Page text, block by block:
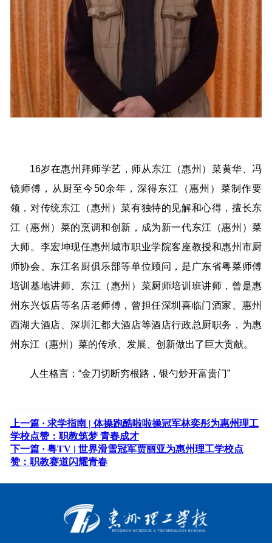
16岁在惠州拜师学艺，师从东江（惠州）菜黄华、冯
镜师傅，从厨至今50余年，深得东江（惠州）菜制作要
领，对传统东江（惠州）菜有独特的见解和心得，擅长东
江（惠州）菜的烹调和创新，成为新一代东江（惠州）菜
大师。李宏坤现任惠州城市职业学院客座教授和惠州市厨
师协会、东江名厨俱乐部等单位顾问，是广东省粤菜师傅
培训基地讲师、东江（惠州）菜厨师培训班讲师，曾是惠
州东兴饭店等名店老师傅，曾担任深圳喜临门酒家、惠州
西湖大酒店、深圳汇都大酒店等酒店行政总厨职务，为惠
州东江（惠州）菜的传承、发展、创新做出了巨大贡献。
人生格言：“金刀切断穷根路，银勺炒开富贵门”
上一篇 · 求学指南 | 体操跑酷啦啦操冠军林奕彤为惠州理工
学校点赞：职教筑梦 青春成才
下一篇 · 粤TV | 世界滑雪冠军贾丽亚为惠州理工学校点
赞：职教赛道闪耀青春